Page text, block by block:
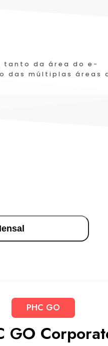
tanto da área do e-
das múltiplas áreas
PHC GO
GO